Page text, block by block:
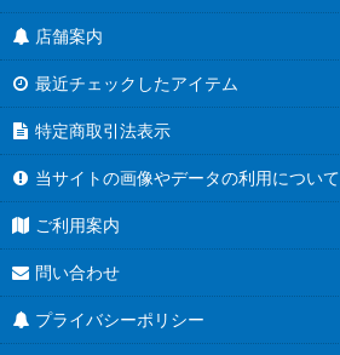
店舗案内
最近チェックしたアイテム
特定商取引法表示
当サイトの画像やデータの利用について
ご利用案内
問い合わせ
プライバシーポリシー